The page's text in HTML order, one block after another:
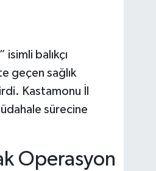
isimli balıkçı
geçen sağlık
Kastamonu İl
sürecine
Operasyon